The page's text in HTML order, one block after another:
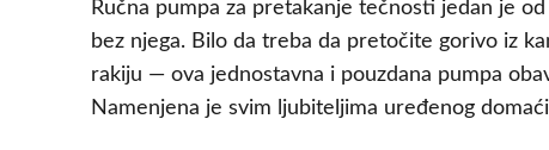
Ručna pumpa za pretakanje tečnosti jedan je
bez njega. Bilo da treba da pretočite gorivo iz
rakiju — ova jednostavna i pouzdana pumpa
Namenjena je svim ljubiteljima uređenog